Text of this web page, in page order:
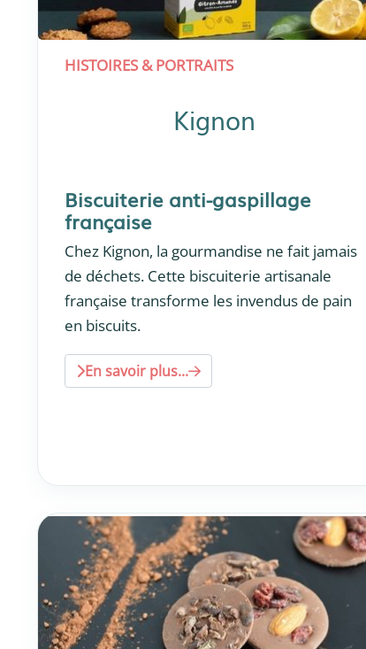
HISTOIRES & PORTRAITS
Kignon
Biscuiterie anti-gaspillage
française
Chez Kignon, la gourmandise ne fait jamais
de déchets. Cette biscuiterie artisanale
française transforme les invendus de pain
en biscuits.
En savoir plus...